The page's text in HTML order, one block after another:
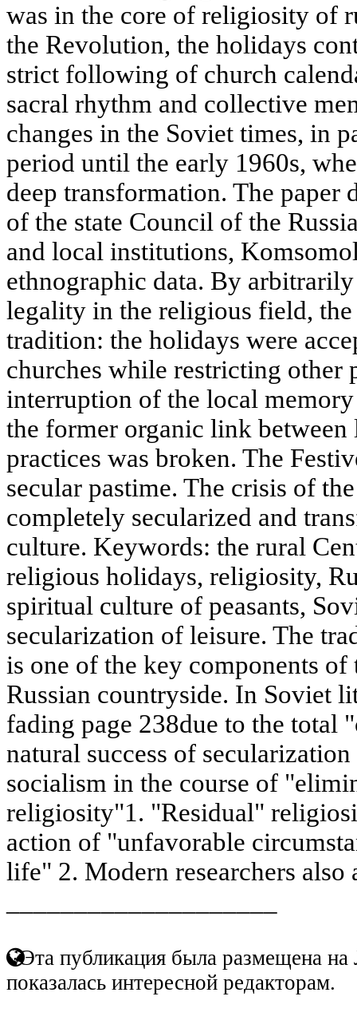
was in the core of religiosity of
the Revolution, the holidays
strict following of church
sacral rhythm and collective
changes in the Soviet times, in
period until the early 1960s,
deep transformation. The paper
of the state Council of the
and local institutions,
ethnographic data. By
legality in the religious field,
tradition: the holidays were
churches while restricting other
interruption of the local memory
the former organic link
practices was broken. The
secular pastime. The crisis of
completely secularized and
culture. Keywords: the rural
religious holidays, religiosity,
spiritual culture of peasants,
secularization of leisure. The
is one of the key components
Russian countryside. In Soviet
fading page 238due to the total
natural success of
socialism in the course of
religiosity"1. "Residual"
action of "unfavorable
life" 2. Modern researchers also
Эта публикация была размещена на
показалась интересной редакторам.